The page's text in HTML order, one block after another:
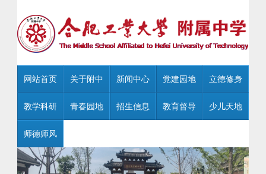
网站首页 关于附中 新闻中心 党建园地 立德修身
教学科研 青春园地 招生信息 教育督导 少儿天地
师德师风